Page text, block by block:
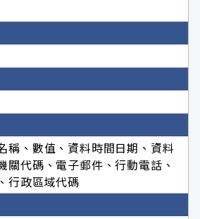
稱、數值、資料時間日期、資料
關代碼、電子郵件、行動電話、
行政區域代碼